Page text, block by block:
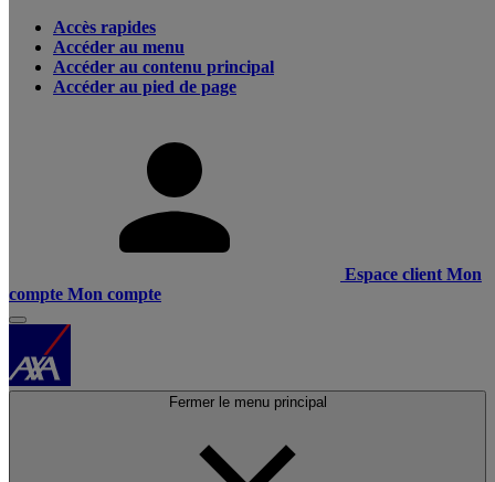
Accès rapides
Accéder au menu
Accéder au contenu principal
Accéder au pied de page
Espace client Mon
compte Mon compte
Fermer le menu principal